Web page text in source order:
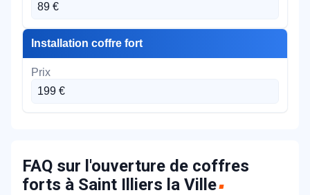
89 €
Installation coffre fort
199 €
FAQ sur l'ouverture de coffres
forts à Saint Illiers la Ville